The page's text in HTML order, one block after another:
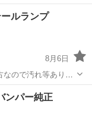
現状優先です 格安で
お願いします カラ
ルランプ
8月6日
なので汚れ等ありま
用品
ンパー純正